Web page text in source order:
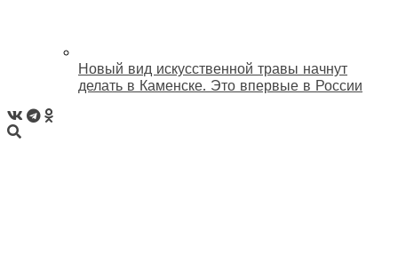
Новый вид искусственной травы начнут
делать в Каменске. Это впервые в России